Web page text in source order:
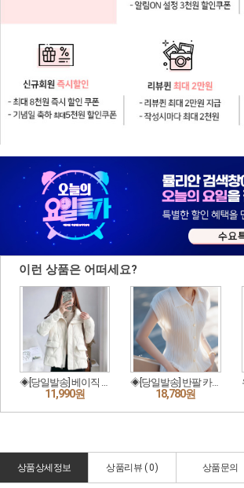
상품상세정보 상품리뷰 ( 0) 상품문의